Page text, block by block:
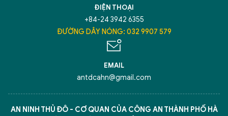
ĐIỆN THOẠI
+84-24 3942 6355
ĐƯỜNG DÂY NÓNG: 032 9907 579
EMAIL
antdcahn@gmail.com
AN NINH THỦ ĐÔ - CƠ QUAN CỦA CÔNG AN THÀNH PHỐ HÀ